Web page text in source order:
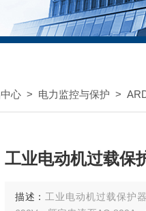
心 > 电力监控与保护 >
工业电动机过载保
描述： 工业电动机过载保护